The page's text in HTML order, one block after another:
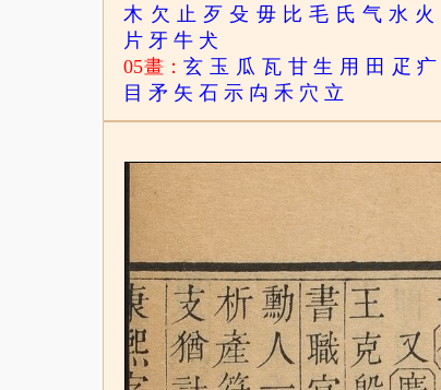
木 欠 止 歹 殳 毋 比 毛 氏 气 水 火
片 牙 牛 犬
05畫：玄 玉 瓜 瓦 甘 生 用 田 疋 疒
目 矛 矢 石 示 禸 禾 穴 立